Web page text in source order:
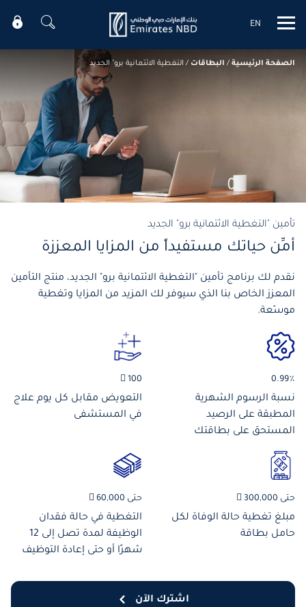
Mobile menu
EN
الصفحة الرئيسية / البطاقات / التغطية الائتمانية برو" الجديد
تأمين "التغطية الائتمانية برو" الجديد
أمِّن حياتك مستفيداً من المزايا المعززة
نقدم لك برنامج تأمين "التغطية الائتمانية برو" الجديد، منتج التأمين
المعزز الخاص بنا الذي سيوفر لك المزيد من المزايا وتغطية
موسّعة.
0.99٪
نسبة الرسوم الشهرية
المطبقة على الرصيد
المستحق على بطاقتك
100 
التعويض مقابل كل يوم علاج
في المستشفى
حتى 300,000 
مبلغ تغطية حالة الوفاة لكل
حامل بطاقة
حتى 60,000 
التغطية في حالة فقدان
الوظيفة لمدة تصل إلى 12
شهرًا أو حتى إعادة التوظيف
اشترك الآن